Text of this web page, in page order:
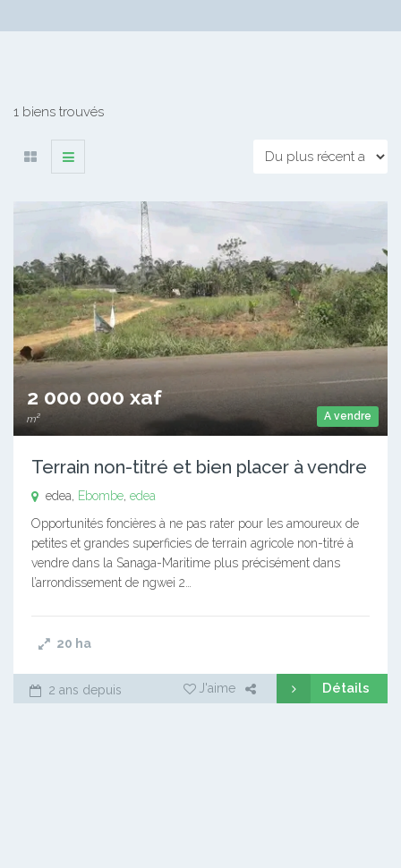
1 biens trouvés
A vendre
2 000 000 xaf
m²
Terrain non-titré et bien placer à vendre
edea, Ebombe edea
Opportunités foncières à ne pas rater pour les amoureux de
petites et grandes superficies de terrain agricole non-titré à
vendre dans la Sanaga-Maritime plus précisément dans
l’arrondissement de ngwei 2…
20 ha
2 ans depuis J'aime Détails